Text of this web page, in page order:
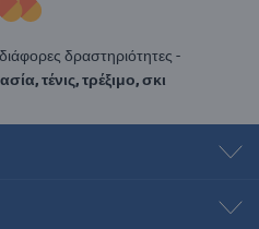
δραστηριότητες -
τένις, τρέξιμο, σκι